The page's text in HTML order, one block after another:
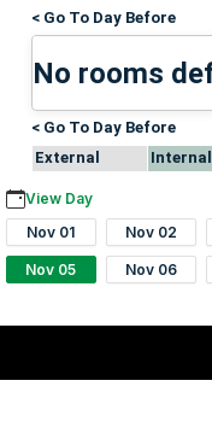
< Go To Day Before
No rooms
< Go To Day Before
External
Internal
View Day
Nov 01
Nov 02
Nov 05 Nov 06